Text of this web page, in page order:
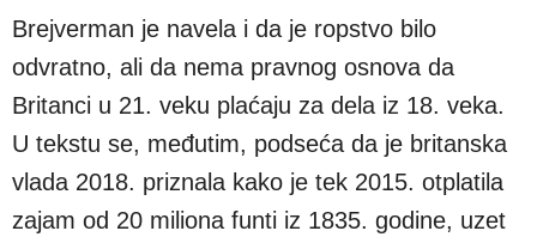
Brejverman je navela i da je ropstvo bilo
odvratno, ali da nema pravnog osnova da
Britanci u 21. veku plaćaju za dela iz 18. veka.
U tekstu se, međutim, podseća da je britanska
vlada 2018. priznala kako je tek 2015. otplatila
zajam od 20 miliona funti iz 1835. godine, uzet